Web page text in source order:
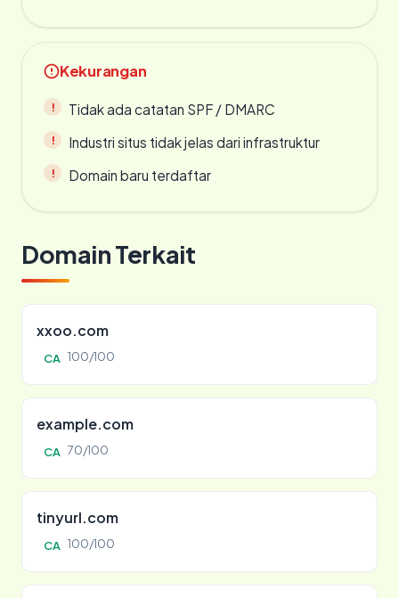
Kekurangan
Tidak ada catatan SPF / DMARC
Industri situs tidak jelas dari infrastruktur
Domain baru terdaftar
Domain Terkait
xxoo.com
CA 100/100
example.com
CA 70/100
tinyurl.com
CA 100/100